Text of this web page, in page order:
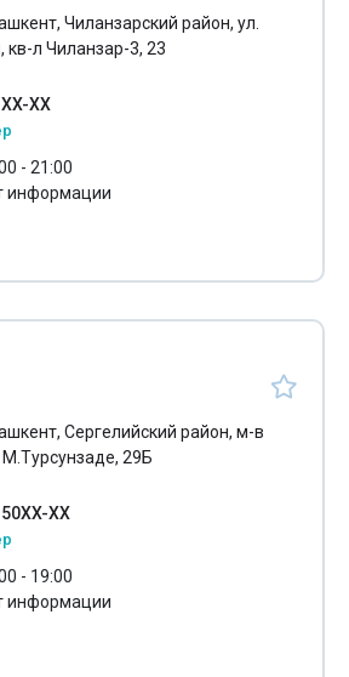
промышленность
Чиланзарский район, ул.
кв-л Чиланзар-3, 23
XX
- 21:00
информации
Сергелийский район, м-в
М.Турсунзаде, 29Б
XX
- 19:00
информации